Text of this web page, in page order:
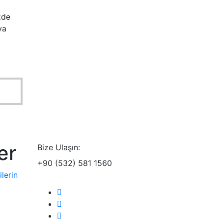
Bize Ulaşın:
+90 (532) 581 1560